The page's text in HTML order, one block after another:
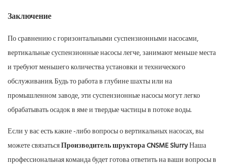
Заключение
По сравнению с горизонтальными суспензионными насосами,
вертикальные суспензионные насосы легче, занимают меньше места
и требуют меньшего количества установки и технического
обслуживания. Будь то работа в глубине шахты или на
промышленном заводе, эти суспензионные насосы могут легко
обрабатывать осадок в яме и твердые частицы в потоке воды.
Если у вас есть какие -либо вопросы о вертикальных насосах, вы
можете связатьсяПроизводитель шруктора CNSME SlurryНаша
профессиональная команда будет готова ответить на ваши вопросы в